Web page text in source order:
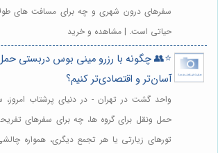
سفرهای درون شهری و چه برای مسافت های
حیاتی است. | مشاهده و خرید
⭐️👥 چگونه با رزرو مینی بوس دربستی
آسان‌تر و اقتصادی‌تر کنیم؟
واحد گشت در تهران - در دنیای پرشتاب
حمل ونقل برای گروه ها، چه برای سفرهای
تورهای زیارتی یا هر تجمع دیگری، همواره